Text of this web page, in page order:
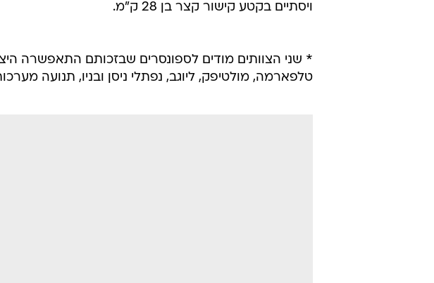
ויסתיים בקטע קישור קצר בן 28 ק"מ.
* שני הצוותים מודים לספונסרים שבזכותם התאפשרה
טלפארמה, מולטיפק, ליוגב, נפתלי ניסן ובניו, תנועה